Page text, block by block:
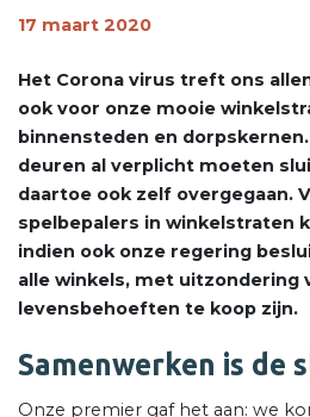
17 maart 2020
Het Corona virus treft ons
ook voor onze mooie
binnensteden en
deuren al verplicht moeten
daartoe ook zelf overgegaan.
spelbepalers in winkelstraten
indien ook onze regering
alle winkels, met uitzondering
levensbehoeften te koop zijn.
Samenwerken is de
Onze premier gaf het aan: we